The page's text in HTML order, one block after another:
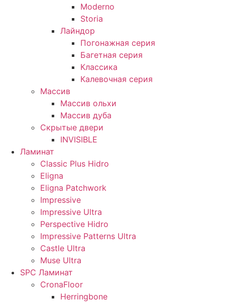
Moderno
Storia
Лайндор
Погонажная серия
Багетная серия
Классика
Калевочная серия
Массив
Массив ольхи
Массив дуба
Скрытые двери
INVISIBLE
Ламинат
Classic Plus Hidro
Eligna
Eligna Patchwork
Impressive
Impressive Ultra
Perspective Hidro
Impressive Patterns Ultra
Castle Ultra
Muse Ultra
SPC Ламинат
CronaFloor
Herringbone